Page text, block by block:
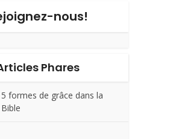
nous!
Phares
5 formes de grâce dans la
Bible